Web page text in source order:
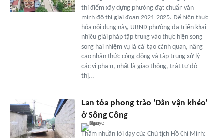
thí điểm xây dựng phường đạt chuẩn văn
minh đô thị giai đoạn 2021-2025. Để hiện thực
hóa nội dung này, UBND phường đã triển khai
nhiều giải pháp tập trung vào thực hiện song
song hai nhiệm vụ là cải tạo cảnh quan, nâng
cao nhận thức cộng đồng và tập trung xử lý
các vi phạm, nhất là giao thông, trật tự đô
thị...
Lan tỏa phong trào 'Dân vận khéo'
ở Sông Công
Thấm nhuần lời dạy của Chủ tịch Hồ Chí Minh: